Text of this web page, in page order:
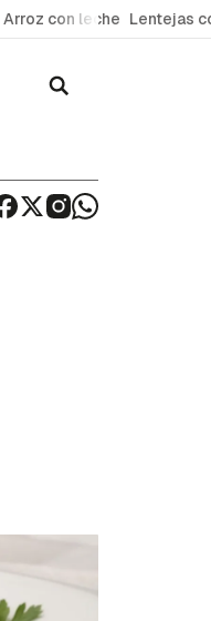
Arroz con leche Lentejas